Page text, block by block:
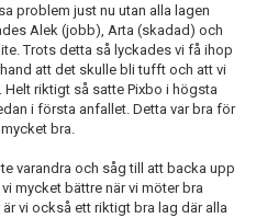
problem just nu utan alla lagen
Alek (jobb), Arta (skadad) och
Trots detta så lyckades vi få ihop
att det skulle bli tufft och att vi
Helt riktigt så satte Pixbo i högsta
i första anfallet. Detta var bra för
bra.
varandra och såg till att backa upp
mycket bättre när vi möter bra
vi också ett riktigt bra lag där alla